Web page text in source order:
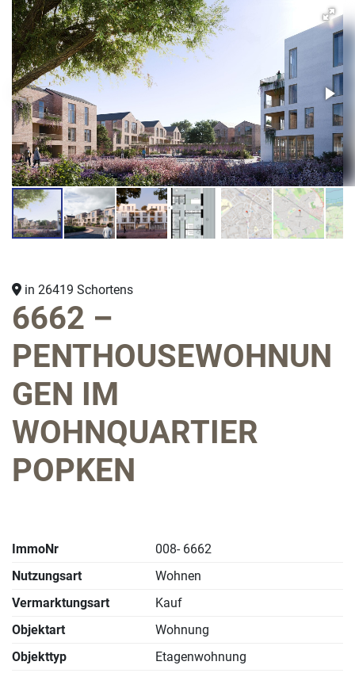
in 26419 Schortens
6662 –
PENTHOUSEWOHNUN
GEN IM
WOHNQUARTIER
POPKEN
ImmoNr
008- 6662
Nutzungsart
Wohnen
Vermarktungsart
Kauf
Objektart
Wohnung
Objekttyp
Etagenwohnung